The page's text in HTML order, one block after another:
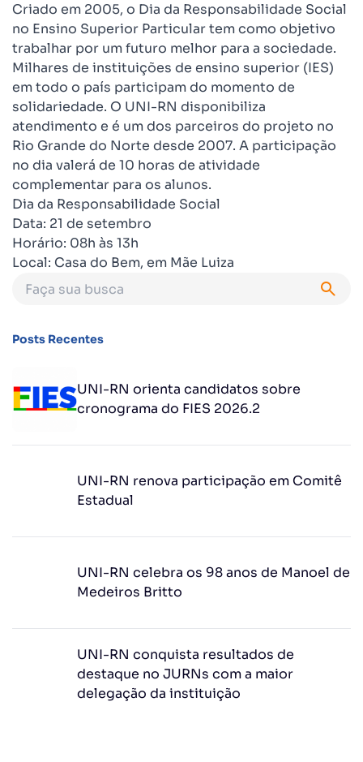
Criado em 2005, o Dia da Responsabilidade Social
no Ensino Superior Particular tem como objetivo
trabalhar por um futuro melhor para a sociedade.
Milhares de instituições de ensino superior (IES)
em todo o país participam do momento de
solidariedade. O UNI-RN disponibiliza
atendimento e é um dos parceiros do projeto no
Rio Grande do Norte desde 2007. A participação
no dia valerá de 10 horas de atividade
complementar para os alunos.
Dia da Responsabilidade Social
Data: 21 de setembro
Horário: 08h às 13h
Local: Casa do Bem, em Mãe Luiza
Posts Recentes
UNI-RN orienta candidatos sobre
cronograma do FIES 2026.2
UNI-RN renova participação em Comitê
Estadual
UNI-RN celebra os 98 anos de Manoel de
Medeiros Britto
UNI-RN conquista resultados de
destaque no JURNs com a maior
delegação da instituição